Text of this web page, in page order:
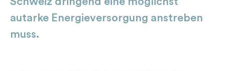
autarke Energieversorgung anstreben
muss.